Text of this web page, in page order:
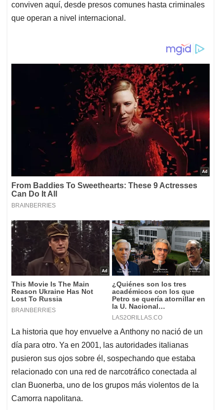
conviven aquí, desde presos comunes hasta criminales
que operan a nivel internacional.
La historia que hoy envuelve a Anthony no nació de un
día para otro. Ya en 2001, las autoridades italianas
pusieron sus ojos sobre él, sospechando que estaba
relacionado con una red de narcotráfico conectada al
clan Buonerba, uno de los grupos más violentos de la
Camorra napolitana.